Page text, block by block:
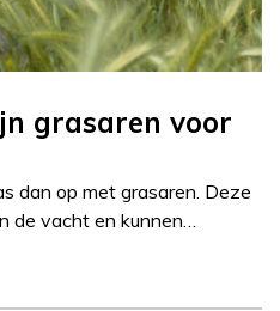
grasaren voor
dan op met grasaren. Deze
de vacht en kunnen…